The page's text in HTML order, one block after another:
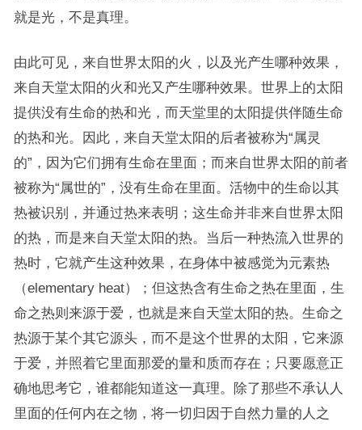
就是光，不是真理。
由此可见，来自世界太阳的火，以及光产生哪种效果，
来自天堂太阳的火和光又产生哪种效果。世界上的太阳
提供没有生命的热和光，而天堂里的太阳提供伴随生命
的热和光。因此，来自天堂太阳的后者被称为“属灵
的”，因为它们拥有生命在里面；而来自世界太阳的前者
被称为“属世的”，没有生命在里面。活物中的生命以其
热被识别，并通过热来表明；这生命并非来自世界太阳
的热，而是来自天堂太阳的热。当后一种热流入世界的
热时，它就产生这种效果，在身体中被感觉为元素热
（elementary heat）；但这热含有生命之热在里面，生
命之热则来源于爱，也就是来自天堂太阳的热。生命之
热源于某个其它源头，而不是这个世界的太阳，它来源
于爱，并照着它里面那爱的量和质而存在；只要愿意正
确地思考它，谁都能知道这一真理。除了那些不承认人
里面的任何内在之物，将一切归因于自然力量的人之